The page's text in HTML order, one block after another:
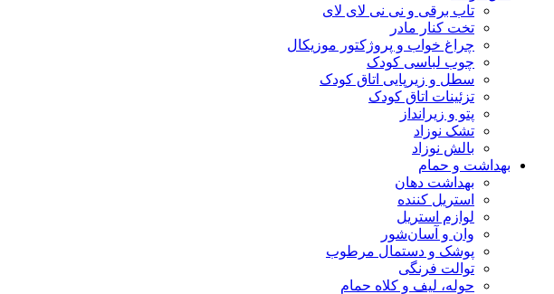
تاب برقی و نی نی لای لای
تخت کنار مادر
چراغ خواب و پروژکتور موزیکال
چوب لباسی کودک
سطل و زیرپایی اتاق کودک
تزئینات اتاق کودک
پتو و زیرانداز
تشک نوزاد
بالش نوزاد
بهداشت و حمام
بهداشت دهان
استریل کننده
لوازم استریل
وان و آسان‌شور
پوشک و دستمال مرطوب
توالت فرنگی
حوله، لیف و کلاه حمام